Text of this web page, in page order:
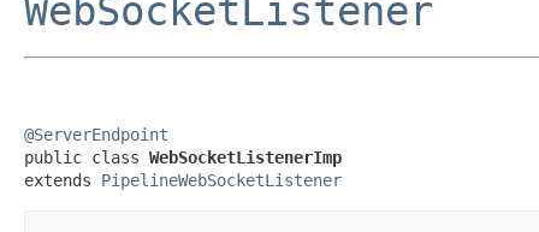
WebSocketListener
@ServerEndpoint
public class WebSocketListenerImp
extends PipelineWebSocketListener